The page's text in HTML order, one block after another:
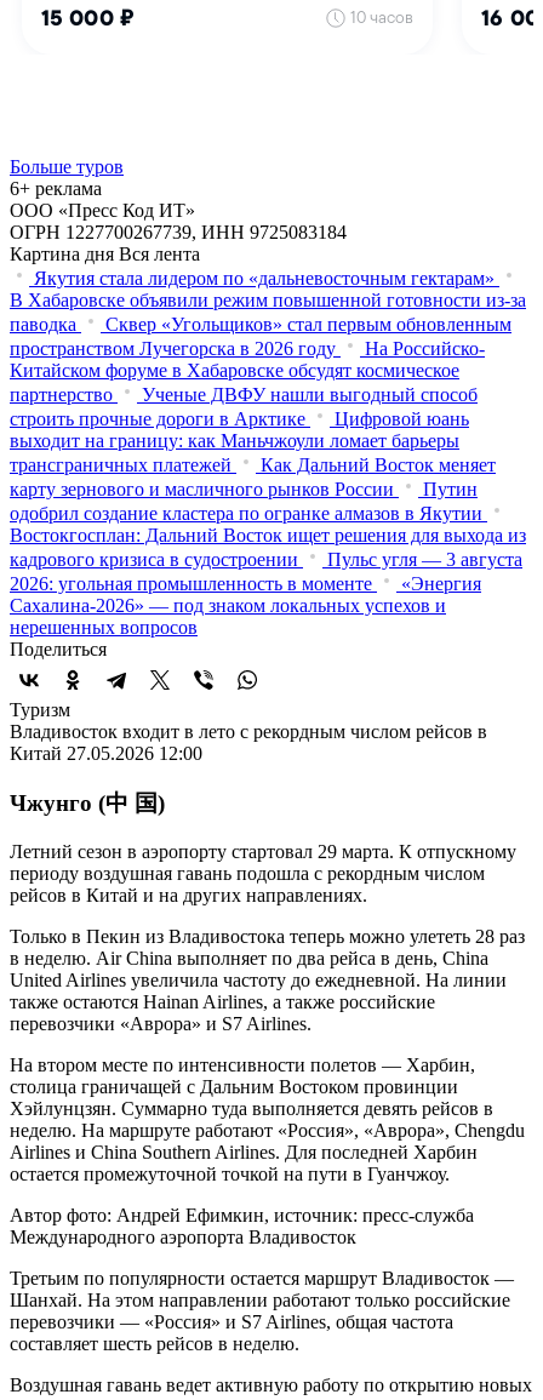
Больше туров
6+ реклама
ООО «Пресс Код ИТ»
ОГРН 1227700267739, ИНН 9725083184
Картина дня Вся лента
Якутия стала лидером по «дальневосточным гектарам»
В Хабаровске объявили режим повышенной готовности из‑за
паводка
Сквер «Угольщиков» стал первым обновленным
пространством Лучегорска в 2026 году
На Российско-
Китайском форуме в Хабаровске обсудят космическое
партнерство
Ученые ДВФУ нашли выгодный способ
строить прочные дороги в Арктике
Цифровой юань
выходит на границу: как Маньчжоули ломает барьеры
трансграничных платежей
Как Дальний Восток меняет
карту зернового и масличного рынков России
Путин
одобрил создание кластера по огранке алмазов в Якутии
Востокгосплан: Дальний Восток ищет решения для выхода из
кадрового кризиса в судостроении
Пульс угля — 3 августа
2026: угольная промышленность в моменте
«Энергия
Сахалина-2026» — под знаком локальных успехов и
нерешенных вопросов
Поделиться
Туризм
Владивосток входит в лето с рекордным числом рейсов в
Китай 27.05.2026 12:00
Чжунго (中 国)
Летний сезон в аэропорту стартовал 29 марта. К отпускному
периоду воздушная гавань подошла с рекордным числом
рейсов в Китай и на других направлениях.
Только в Пекин из Владивостока теперь можно улететь 28 раз
в неделю. Air China выполняет по два рейса в день, China
United Airlines увеличила частоту до ежедневной. На линии
также остаются Hainan Airlines, а также российские
перевозчики «Аврора» и S7 Airlines.
На втором месте по интенсивности полетов — Харбин,
столица граничащей с Дальним Востоком провинции
Хэйлунцзян. Суммарно туда выполняется девять рейсов в
неделю. На маршруте работают «Россия», «Аврора», Chengdu
Airlines и China Southern Airlines. Для последней Харбин
остается промежуточной точкой на пути в Гуанчжоу.
Автор фото: Андрей Ефимкин, источник: пресс-служба
Международного аэропорта Владивосток
Третьим по популярности остается маршрут Владивосток —
Шанхай. На этом направлении работают только российские
перевозчики — «Россия» и S7 Airlines, общая частота
составляет шесть рейсов в неделю.
Воздушная гавань ведет активную работу по открытию новых